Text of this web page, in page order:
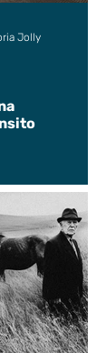
Jolly